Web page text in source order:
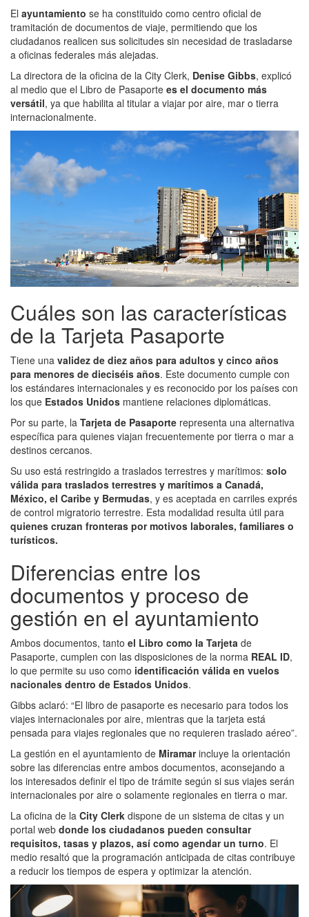
El ayuntamiento se ha constituido como centro oficial de
tramitación de documentos de viaje, permitiendo que los
ciudadanos realicen sus solicitudes sin necesidad de trasladarse
a oficinas federales más alejadas.
La directora de la oficina de la City Clerk, Denise Gibbs, explicó
al medio que el Libro de Pasaporte es el documento más
versátil, ya que habilita al titular a viajar por aire, mar o tierra
internacionalmente.
Cuáles son las características
de la Tarjeta Pasaporte
Tiene una validez de diez años para adultos y cinco años
para menores de dieciséis años. Este documento cumple con
los estándares internacionales y es reconocido por los países con
los que Estados Unidos mantiene relaciones diplomáticas.
Por su parte, la Tarjeta de Pasaporte representa una alternativa
específica para quienes viajan frecuentemente por tierra o mar a
destinos cercanos.
Su uso está restringido a traslados terrestres y marítimos: solo
válida para traslados terrestres y marítimos a Canadá,
México, el Caribe y Bermudas, y es aceptada en carriles exprés
de control migratorio terrestre. Esta modalidad resulta útil para
quienes cruzan fronteras por motivos laborales, familiares o
turísticos.
Diferencias entre los
documentos y proceso de
gestión en el ayuntamiento
Ambos documentos, tanto el Libro como la Tarjeta de
Pasaporte, cumplen con las disposiciones de la norma REAL ID,
lo que permite su uso como identificación válida en vuelos
nacionales dentro de Estados Unidos.
Gibbs aclaró: “El libro de pasaporte es necesario para todos los
viajes internacionales por aire, mientras que la tarjeta está
pensada para viajes regionales que no requieren traslado aéreo”.
La gestión en el ayuntamiento de Miramarincluye la orientación
sobre las diferencias entre ambos documentos, aconsejando a
los interesados definir el tipo de trámite según si sus viajes serán
internacionales por aire o solamente regionales en tierra o mar.
La oficina de la City Clerk dispone de un sistema de citas y un
portal web donde los ciudadanos pueden consultar
requisitos, tasas y plazos, así como agendar un turno. El
medio resaltó que la programación anticipada de citas contribuye
a reducir los tiempos de espera y optimizar la atención.